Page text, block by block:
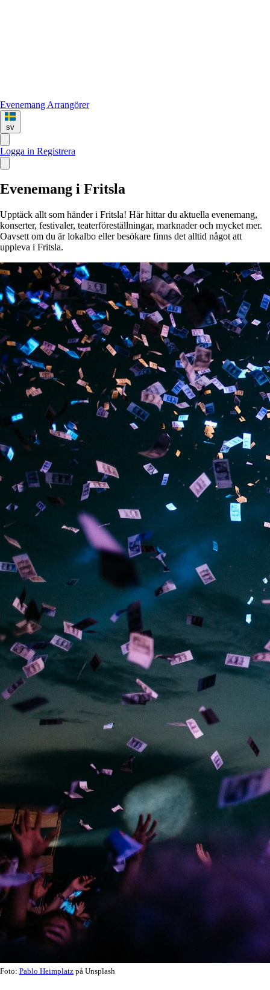
Evenemang Arrangörer
sv
Logga in Registrera
Evenemang i Fritsla
Upptäck allt som händer i Fritsla! Här hittar du aktuella evenemang,
konserter, festivaler, teaterföreställningar, marknader och mycket mer.
Oavsett om du är lokalbo eller besökare finns det alltid något att
uppleva i Fritsla.
Foto: Pablo Heimplatz på Unsplash